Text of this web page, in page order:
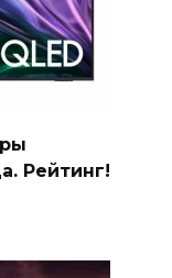
Рейтинг!